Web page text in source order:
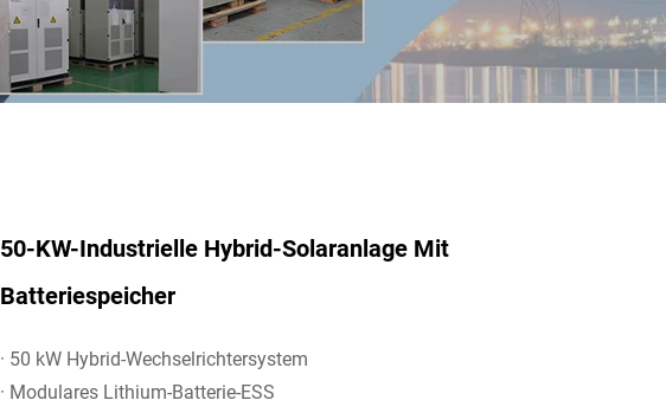
50-KW-Industrielle Hybrid-Solaranlage Mit
Batteriespeicher
· 50 kW Hybrid-Wechselrichtersystem
· Modulares Lithium-Batterie-ESS